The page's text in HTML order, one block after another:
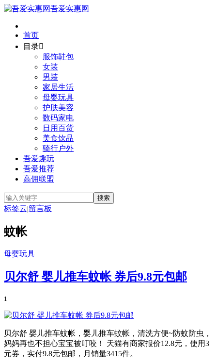
吾爱实惠网
首页
目录
服饰鞋包
女装
男装
家居生活
母婴玩具
护肤美容
数码家电
日用百货
美食饮品
骑行户外
吾爱趣玩
吾爱推荐
高佣联盟
标签云|留言板
蚊帐
母婴玩具
贝尔舒 婴儿推车蚊帐 券后9.8元包邮
1
贝尔舒 婴儿推车蚊帐，婴儿推车蚊帐，清洗方便~防蚊防虫，
妈妈再也不担心宝宝被叮咬！ 天猫有商家报价12.8元，使用3
元券，实付9.8元包邮，月销量3415件。